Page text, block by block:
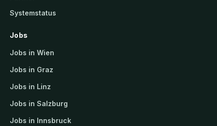
Systemstatus
Jobs
Jobs in Wien
Jobs in Graz
Jobs in Linz
Jobs in Salzburg
Jobs in Innsbruck